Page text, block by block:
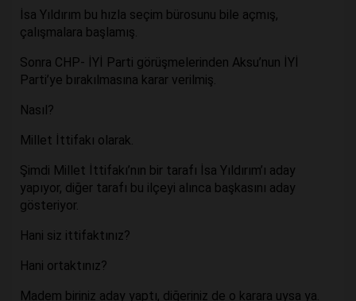
İsa Yıldırım bu hızla seçim bürosunu bile açmış,
çalışmalara başlamış.
Sonra CHP- İYİ Parti görüşmelerinden Aksu’nun İYİ
Parti’ye bırakılmasına karar verilmiş.
Nasıl?
Millet İttifakı olarak.
Şimdi Millet İttifakı’nın bir tarafı İsa Yıldırım’ı aday
yapıyor, diğer tarafı bu ilçeyi alınca başkasını aday
gösteriyor.
Hani siz ittifaktınız?
Hani ortaktınız?
Madem biriniz aday yaptı, diğeriniz de o karara uysa ya.